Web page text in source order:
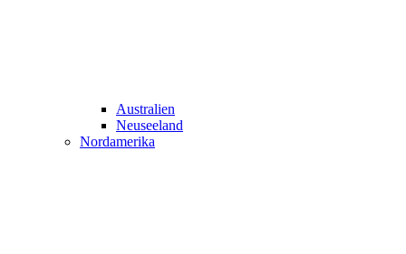
Australien
Neuseeland
Nordamerika